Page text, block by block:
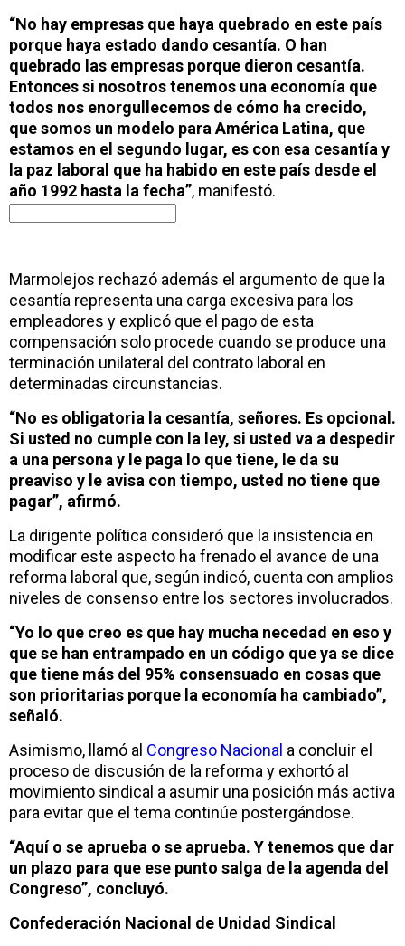
“No hay empresas que haya quebrado en este país
porque haya estado dando cesantía. O han
quebrado las empresas porque dieron cesantía.
Entonces si nosotros tenemos una economía que
todos nos enorgullecemos de cómo ha crecido,
que somos un modelo para América Latina, que
estamos en el segundo lugar, es con esa cesantía y
la paz laboral que ha habido en este país desde el
año 1992 hasta la fecha”, manifestó.
Marmolejos rechazó además el argumento de que la
cesantía representa una carga excesiva para los
empleadores y explicó que el pago de esta
compensación solo procede cuando se produce una
terminación unilateral del contrato laboral en
determinadas circunstancias.
“No es obligatoria la cesantía, señores. Es opcional.
Si usted no cumple con la ley, si usted va a despedir
a una persona y le paga lo que tiene, le da su
preaviso y le avisa con tiempo, usted no tiene que
pagar”, afirmó.
La dirigente política consideró que la insistencia en
modificar este aspecto ha frenado el avance de una
reforma laboral que, según indicó, cuenta con amplios
niveles de consenso entre los sectores involucrados.
“Yo lo que creo es que hay mucha necedad en eso y
que se han entrampado en un código que ya se dice
que tiene más del 95% consensuado en cosas que
son prioritarias porque la economía ha cambiado”,
señaló.
Asimismo, llamó al Congreso Nacional a concluir el
proceso de discusión de la reforma y exhortó al
movimiento sindical a asumir una posición más activa
para evitar que el tema continúe postergándose.
“Aquí o se aprueba o se aprueba. Y tenemos que dar
un plazo para que ese punto salga de la agenda del
Congreso”, concluyó.
Confederación Nacional de Unidad Sindical